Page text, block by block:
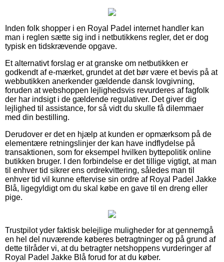
Inden folk shopper i en Royal Padel internet handler kan
man i reglen sætte sig ind i netbutikkens regler, det er dog
typisk en tidskrævende opgave.
Et alternativt forslag er at granske om netbutikken er
godkendt af e-mærket, grundet at det bør være et bevis på at
webbutikken anerkender gældende dansk lovgivning,
foruden at webshoppen lejlighedsvis revurderes af fagfolk
der har indsigt i de gældende regulativer. Det giver dig
lejlighed til assistance, for så vidt du skulle få dilemmaer
med din bestilling.
Derudover er det en hjælp at kunden er opmærksom på de
elementære retningslinjer der kan have indflydelse på
transaktionen, som for eksempel hvilken byttepolitik online
butikken bruger. I den forbindelse er det tillige vigtigt, at man
til enhver tid sikrer ens ordrekvittering, således man til
enhver tid vil kunne eftervise sin ordre af Royal Padel Jakke
Blå, ligegyldigt om du skal købe en gave til en dreng eller
pige.
Trustpilot yder faktisk belejlige muligheder for at gennemgå
en hel del nuværende køberes betragtninger og på grund af
dette tilråder vi, at du betragter netshoppens vurderinger af
Royal Padel Jakke Blå forud for at du køber.